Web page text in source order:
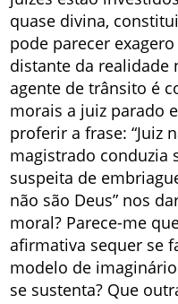
quase divina,
pode parecer
distante da realidade
agente de trânsito é
morais a juiz parado
proferir a frase: “Juiz
magistrado conduzia
suspeita de
não são Deus” nos
moral? Parece-me
afirmativa sequer se
modelo de
se sustenta? Que